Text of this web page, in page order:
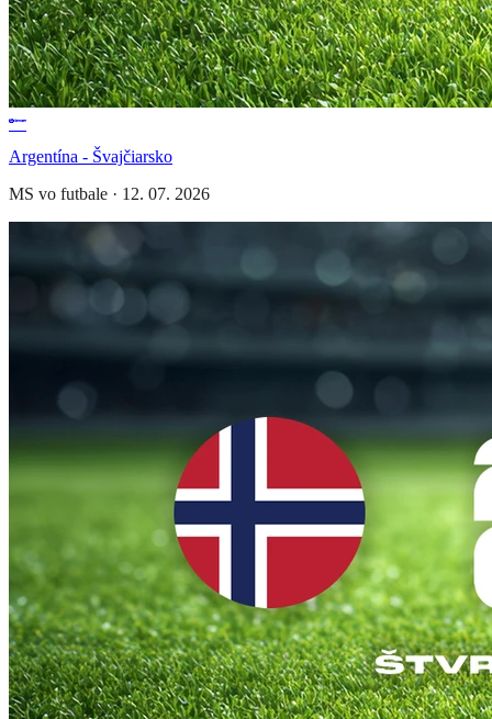
Argentína - Švajčiarsko
MS vo futbale · 12. 07. 2026